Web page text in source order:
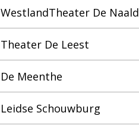
WestlandTheater De Naald
Theater De Leest
De Meenthe
Leidse Schouwburg